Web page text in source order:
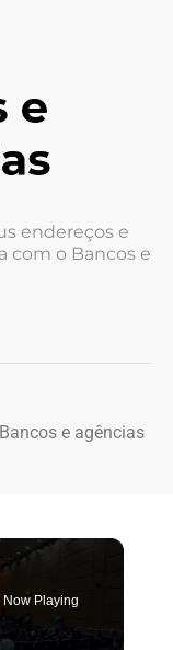
endereços e
com o Bancos e
e agências
Now Playing